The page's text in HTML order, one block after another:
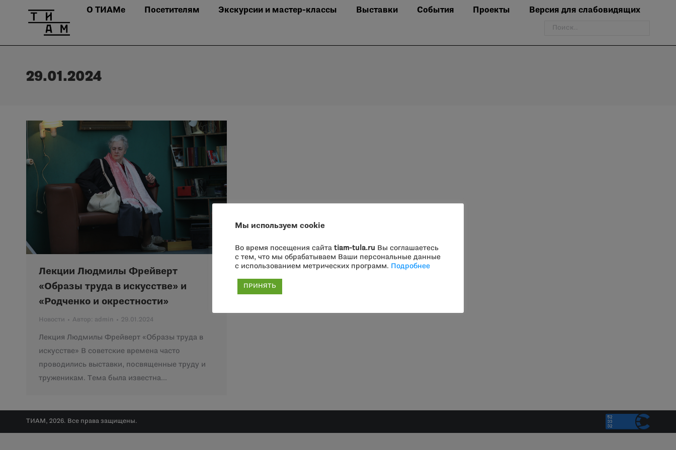
О ТИАМе Посетителям Экскурсии и мастер-классы Выставки События Проекты Версия для слабовидящих
Поиск:
29.01.2024
Лекции Людмилы Фрейверт
«Образы труда в искусстве» и
«Родченко и окрестности»
Новости Автор: admin 29.01.2024
Лекция Людмилы Фрейверт «Образы труда в
искусстве» В советские времена часто
проводились выставки, посвященные труду и
труженикам. Тема была известна…
ТИАМ, 2026. Все права защищены.
Мы используем cookie
Во время посещения сайта tiam-tula.ru Вы соглашаетесь
с тем, что мы обрабатываем Ваши персональные данные
с использованием метрических программ.
Подробнее
ПРИНЯТЬ